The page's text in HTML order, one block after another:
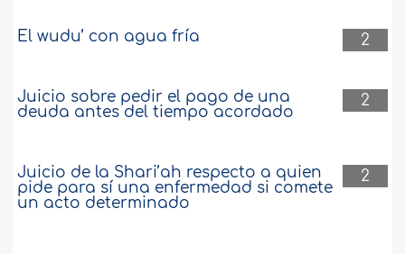
2
El wudu’ con agua fría
2
Juicio sobre pedir el pago de una
deuda antes del tiempo acordado
2
Juicio de la Shari’ah respecto a quien
pide para sí una enfermedad si comete
un acto determinado